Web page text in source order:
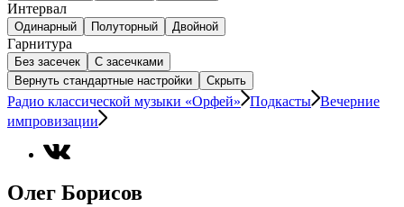
Интервал
Одинарный Полуторный Двойной
Гарнитура
Без засечек
С засечками
Вернуть стандартные настройки
Скрыть
Радио классической музыки «Орфей» Подкасты Вечерние
импровизации
Олег Борисов